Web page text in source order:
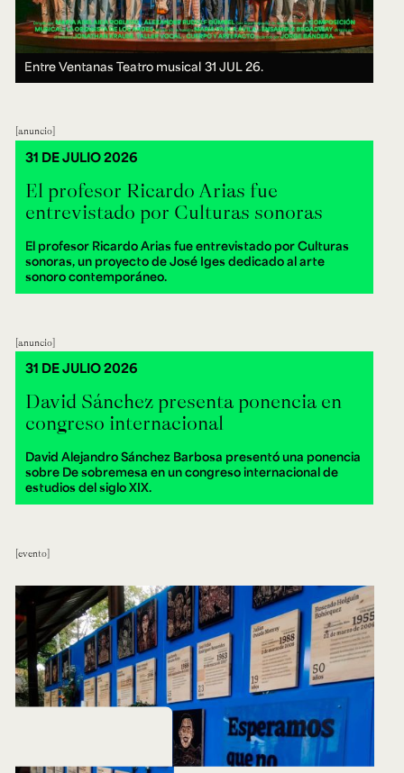
Entre Ventanas Teatro musical 31 JUL 26.
anuncio
El profesor Ricardo Arias fue
entrevistado por Culturas sonoras
El profesor Ricardo Arias fue entrevistado por Culturas
sonoras, un proyecto de José Iges dedicado al arte
sonoro contemporáneo.
31 DE JULIO 2026
anuncio
David Sánchez presenta ponencia en
congreso internacional
David Alejandro Sánchez Barbosa presentó una ponencia
sobre De sobremesa en un congreso internacional de
estudios del siglo XIX.
31 DE JULIO 2026
evento